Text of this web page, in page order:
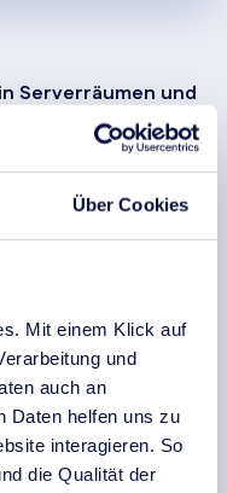
Über Cookies
Mit einem Klick auf
und
auch an
Daten helfen uns zu
interagieren. So
die Qualität der
Serverräumen und
in denen
schnell zu
Systeme,
werden
miteinander
Racks und